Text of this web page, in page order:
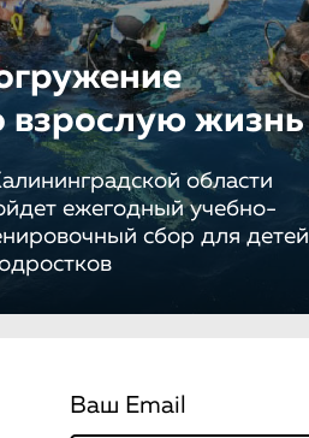
взрослую жизнь
области
ежегодный учебно-
сбор для детей
Ваш Email